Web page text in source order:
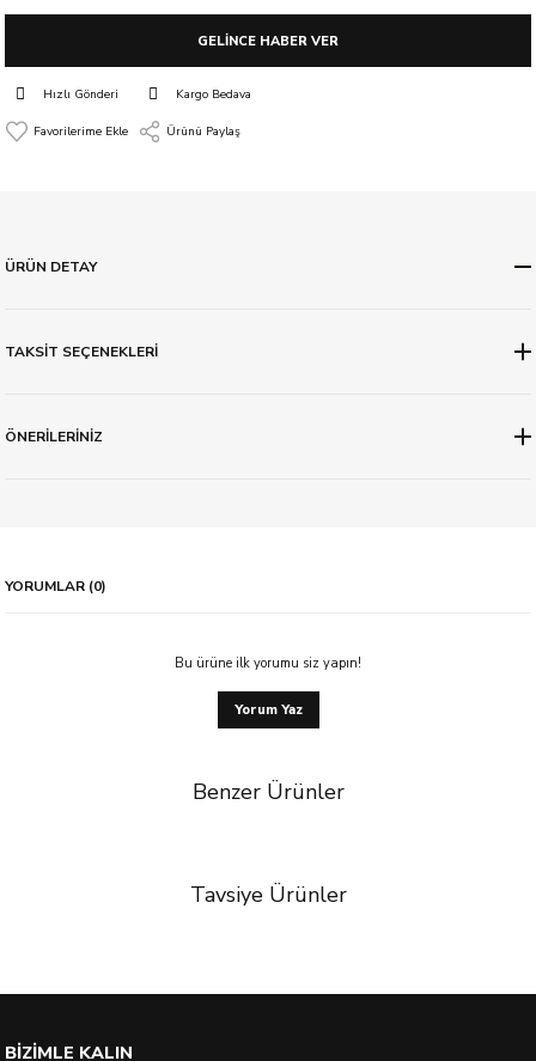
GELİNCE HABER VER
Hızlı Gönderi Kargo Bedava
Ürünü Paylaş
ÜRÜN DETAY
TAKSİT SEÇENEKLERİ
ÖNERİLERİNİZ
YORUMLAR (0)
Bu ürüne ilk yorumu siz yapın!
Yorum Yaz
Benzer Ürünler
Tavsiye Ürünler
BİZİMLE KALIN